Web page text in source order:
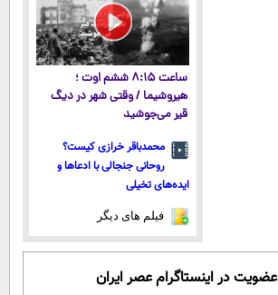
ساعت ۸:۱۵ ششم اوت ؛
هیروشیما / وقتی شهر در دیگ
قیر می‌جوشید
محمدباقر خرازی کیست؟
روحانی جنجالی با ادعاها و
ایده‌های تخیلی
فیلم های دیگر
عضویت در اینستاگرام عصر ایران